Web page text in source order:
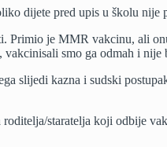
dijete pred upis u školu
je MMR vakcinu, ali
smo ga odmah i
slijedi kazna i sudski
staratelja koji odbije